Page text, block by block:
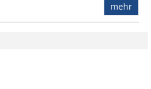
mehr